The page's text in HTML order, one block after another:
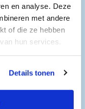
en analyse. Deze
met andere
of die ze hebben
hun services.
Details tonen